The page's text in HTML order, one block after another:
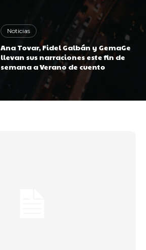
Noticias
Ana Tovar, Fidel Galbán y GemaGe
llevan sus narraciones este fin de
semana a Verano de cuento